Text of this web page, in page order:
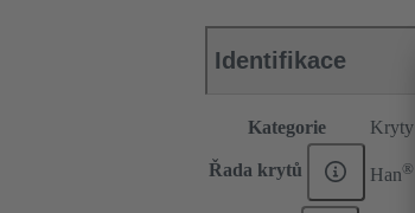
Identifikace
Kategorie Kryty
Řada krytů Han®